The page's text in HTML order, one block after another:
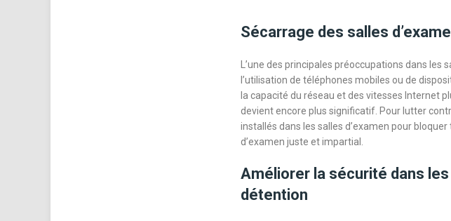
Sécarrage des salles
L’une des principales préoccupations dans les
l’utilisation de téléphones mobiles ou de
la capacité du réseau et des vitesses Internet
devient encore plus significatif. Pour lutter
installés dans les salles d’examen pour
d’examen juste et impartial.
Améliorer la sécurité dans
détention